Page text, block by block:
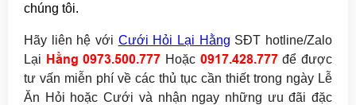
chúng tôi.
Hãy liên hệ với Cưới Hỏi Lại Hằng SĐT hotline/Zalo
Lại Hằng 0973.500.777 Hoặc 0917.428.777để được
tư vấn miễn phí về các thủ tục cần thiết trong ngày Lễ
Ăn Hỏi hoặc Cưới và nhận ngay những ưu đãi đặc